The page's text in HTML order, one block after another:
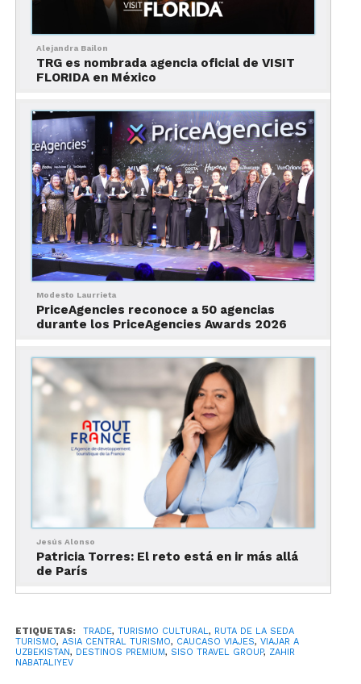
Mira nuestro video
Detrás de esta apuesta se encuentra Zahir
operador receptivo especializado en Asia Central y
el Cáucaso, con oficinas propias en Georgia,
Azerbaiyán y Uzbekistán. Conversamos con él
sobre el enorme potencial de la región para el
mercado mexicano.
Travel Report: Zahir, ¿por
qué dices que esta región
es el siguiente gran
descubrimiento?
“La Ruta de la Seda y el
Cáucaso son el
Alejandra Bailon
TRG es nombrada agencia oficial de VISIT
FLORIDA en México
Modesto Laurrieta
PriceAgencies reconoce a 50 agencias
durante los PriceAgencies Awards 2026
Jesús Alonso
Patricia Torres: El reto está en ir más allá
de París
ETIQUETAS: TRADE, TURISMO CULTURAL, RUTA DE LA SEDA
TURISMO, ASIA CENTRAL TURISMO, CAUCASO VIAJES, VIAJAR A
UZBEKISTAN, DESTINOS PREMIUM, SISO TRAVEL GROUP, ZAHIR
NABATALIYEV